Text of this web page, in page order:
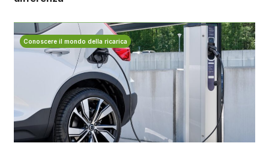
Conoscere il mondo della ricarica